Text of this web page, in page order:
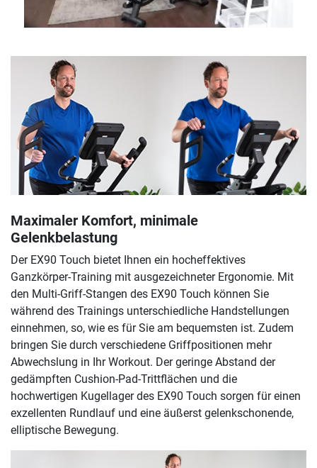
Maximaler Komfort, minimale
Gelenkbelastung
Der EX90 Touch bietet Ihnen ein hocheffektives
Ganzkörper-Training mit ausgezeichneter Ergonomie. Mit
den Multi-Griff-Stangen des EX90 Touch können Sie
während des Trainings unterschiedliche Handstellungen
einnehmen, so, wie es für Sie am bequemsten ist. Zudem
bringen Sie durch verschiedene Griffpositionen mehr
Abwechslung in Ihr Workout. Der geringe Abstand der
gedämpften Cushion-Pad-Trittflächen und die
hochwertigen Kugellager des EX90 Touch sorgen für einen
exzellenten Rundlauf und eine äußerst gelenkschonende,
elliptische Bewegung.